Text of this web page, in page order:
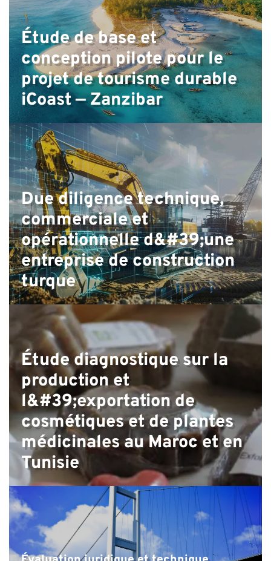
Étude de base et
conception pilote pour le
projet de tourisme durable
iCoast — Zanzibar
Due diligence technique,
commerciale et
opérationnelle d&#39;une
entreprise de construction
turque
Étude diagnostique sur la
production et
l&#39;exportation de
cosmétiques et de plantes
médicinales au Maroc et en
Tunisie